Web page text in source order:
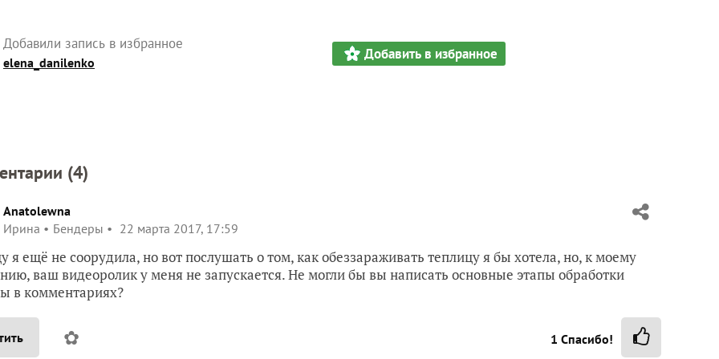
Добавили запись в избранное
elena_danilenko Добавить в избранное
(4)
Anatolewna
Ирина
Бендеры 22 марта 2017, 17:59
я ещё не соорудила, но вот послушать о том, как обеззараживать теплицу я бы хотела, но, к моему
ваш видеоролик у меня не запускается. Не могли бы вы написать основные этапы обработки
в комментариях?
✿ 1 Спасибо!